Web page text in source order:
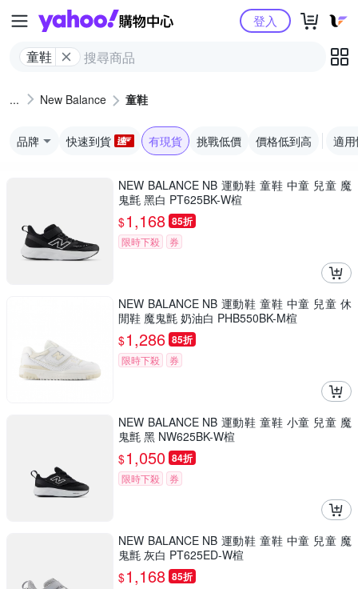
Yahoo購物中心
童鞋
登入
New Balance 童鞋
品牌 快速到貨 有現貨 挑戰低價 價格低到高 適
NEW BALANCE NB 運動鞋 童鞋 中童 兒童 魔
鬼氈 黑白 PT625BK-W楦
$1,168 85折
限時下殺 券
NEW BALANCE NB 運動鞋 童鞋 中童 兒童 休
閒鞋 魔鬼氈 奶油白 PHB550BK-M楦
$1,286 85折
限時下殺 券
NEW BALANCE NB 運動鞋 童鞋 小童 兒童 魔
鬼氈 黑 NW625BK-W楦
$1,050 84折
限時下殺 券
NEW BALANCE NB 運動鞋 童鞋 中童 兒童 魔
鬼氈 灰白 PT625ED-W楦
$1,168 85折